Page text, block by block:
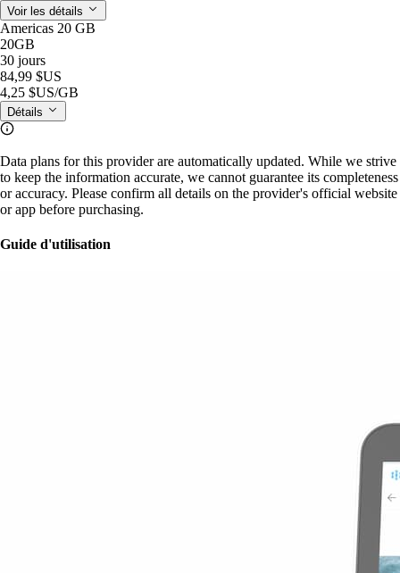
Voir les détails
Americas 20 GB
20GB
30 jours
84,99 $US
4,25 $US/GB
Détails
Data plans for this provider are automatically updated. While we strive
to keep the information accurate, we cannot guarantee its completeness
or accuracy. Please confirm all details on the provider's official website
or app before purchasing.
Guide d'utilisation